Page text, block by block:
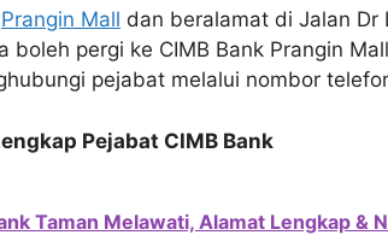
Prangin Mall dan beralamat di Jalan Dr
boleh pergi ke CIMB Bank Prangin
pejabat melalui nombor
Pejabat CIMB Bank
Taman Melawati, Alamat Lengkap &